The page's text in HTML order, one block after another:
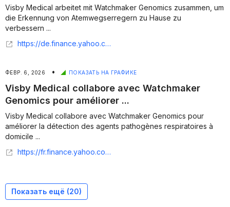
Visby Medical arbeitet mit Watchmaker Genomics zusammen, um
die Erkennung von Atemwegserregern zu Hause zu
verbessern ...
https://de.finance.yahoo.com/nachrichten/visby-medical-arbeitet-watchmaker-genomics-224700724.html
ФЕВР. 6, 2026 • ПОКАЗАТЬ НА ГРАФИКЕ
Visby Medical collabore avec Watchmaker
Genomics pour améliorer ...
Visby Medical collabore avec Watchmaker Genomics pour
améliorer la détection des agents pathogènes respiratoires à
domicile ...
https://fr.finance.yahoo.com/actualites/visby-medical-collabore-watchmaker-genomics-224200738.html
Показать ещё (20)